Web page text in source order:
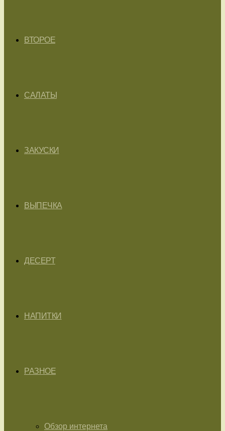
ВТОРОЕ
САЛАТЫ
ЗАКУСКИ
ВЫПЕЧКА
ДЕСЕРТ
НАПИТКИ
РАЗНОЕ
Обзор интернета